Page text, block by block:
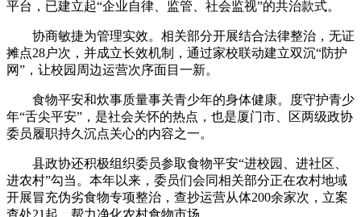
平台，已建立起“企业自律、监管、社会监视”的共治款式。
协商敏捷为管理实效。相关部分开展结合法律整治，无证
摊点28户次，并成立长效机制，通过家校联动建立双沉“防护
网”，让校园周边运营次序面目一新。
食物平安和炊事质量事关青少年的身体健康。度守护青少
年“舌尖平安”，是社会关怀的热点，也是厦门市、区两级政协
委员履职持久沉点关心的内容之一。
县政协还积极组织委员参取食物平安“进校园、进社区、
进农村”勾当。本年以来，委员们会同相关部分正在农村地域
开展冒充伪劣食物专项整治，查抄运营从体200余家次，立案
查处21起，帮力净化农村食物市场。